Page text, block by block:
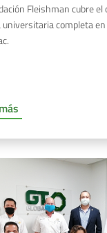
Fleishman cubre el
completa en